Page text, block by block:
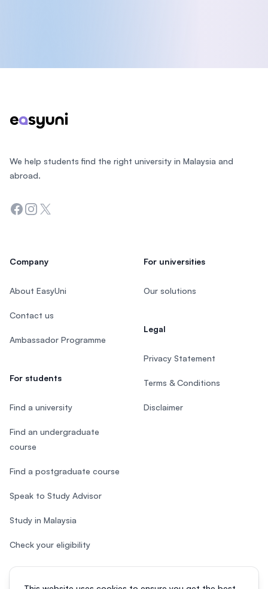
We help students find the right university in Malaysia and
abroad.
Facebook
Instagram
Twitter
Company
About EasyUni
Contact us
Ambassador Programme
For students
Find a university
Find an undergraduate
course
Find a postgraduate course
Speak to Study Advisor
Study in Malaysia
Check your eligibility
For universities
Our solutions
Legal
Privacy Statement
Terms & Conditions
Disclaimer